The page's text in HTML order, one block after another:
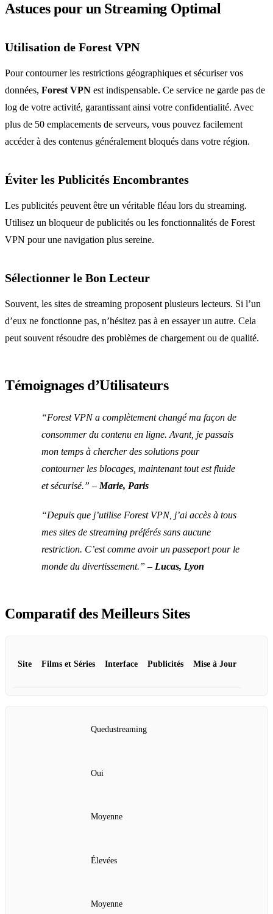
Astuces pour un Streaming Optimal
Utilisation de Forest VPN
Pour contourner les restrictions géographiques et sécuriser vos
données, Forest VPN est indispensable. Ce service ne garde pas de
log de votre activité, garantissant ainsi votre confidentialité. Avec
plus de 50 emplacements de serveurs, vous pouvez facilement
accéder à des contenus généralement bloqués dans votre région.
Éviter les Publicités Encombrantes
Les publicités peuvent être un véritable fléau lors du streaming.
Utilisez un bloqueur de publicités ou les fonctionnalités de Forest
VPN pour une navigation plus sereine.
Sélectionner le Bon Lecteur
Souvent, les sites de streaming proposent plusieurs lecteurs. Si l’un
d’eux ne fonctionne pas, n’hésitez pas à en essayer un autre. Cela
peut souvent résoudre des problèmes de chargement ou de qualité.
Témoignages d’Utilisateurs
“Forest VPN a complètement changé ma façon de
consommer du contenu en ligne. Avant, je passais
mon temps à chercher des solutions pour
contourner les blocages, maintenant tout est fluide
et sécurisé.” –Marie, Paris
“Depuis que j’utilise Forest VPN, j’ai accès à tous
mes sites de streaming préférés sans aucune
restriction. C’est comme avoir un passeport pour le
monde du divertissement.” – Lucas, Lyon
Comparatif des Meilleurs Sites
Site Films et Séries Interface Publicités Mise à Jour
Quedustreaming
Oui
Moyenne
Élevées
Moyenne